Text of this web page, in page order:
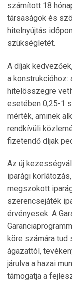
számított 18
társaságok és
hitelnyújtás
szükségletét.
A díjak
a
hitelösszegre
esetében 0,25-1
mérték, aminek
rendkívüli
fizetendő díjak
Az új
iparági
megszokott
szerencsejáték
érvényesek. A
köre számára tud
ágazattól,
járulva a hazai
támogatja a